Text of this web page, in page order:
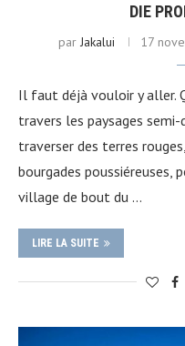
DIE
par Jakalui 17
Il faut déjà vouloir y aller.
travers les paysages
traverser des terres
bourgades poussiéreuses,
village de bout du …
LIRE LA SUITE